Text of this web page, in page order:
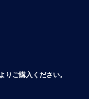
ご購入ください。